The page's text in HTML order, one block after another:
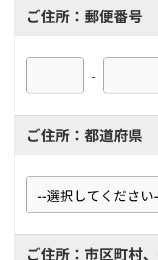
ご住所：郵便番号
-
ご住所：都道府県
ご住所：市区町村